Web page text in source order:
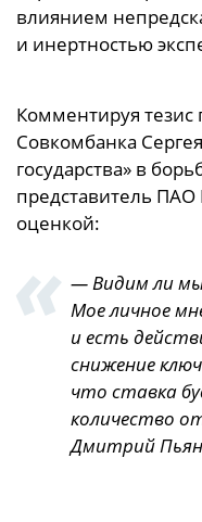
влиянием
и инертностью
Комментируя тезис
Совкомбанка
государства» в
представитель ПАО
оценкой:
— Видим ли мы
Мое личное
и есть
снижение
что ставка
количество
Дмитрий